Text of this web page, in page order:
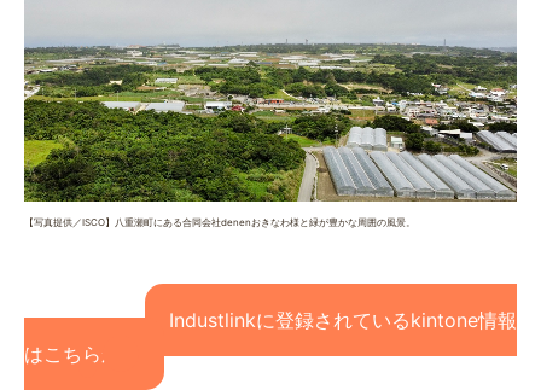
【写真提供／ISCO】八重瀬町にある合同会社denenおきなわ様と緑が豊かな周囲の風景。
Industlinkに登録されているkintone情報
はこちらから